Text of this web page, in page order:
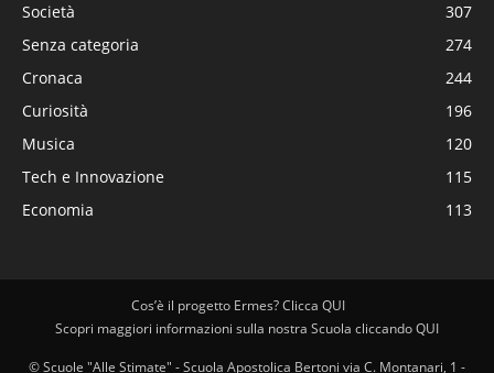
Società
307
Senza categoria
274
Cronaca
244
Curiosità
196
Musica
120
Tech e Innovazione
115
Economia
113
Cos’è il progetto Ermes? Clicca QUI
Scopri maggiori informazioni sulla nostra Scuola cliccando QUI
© Scuole "Alle Stimate" - Scuola Apostolica Bertoni via C. Montanari, 1 -